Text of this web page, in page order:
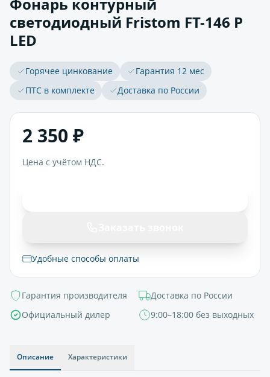
светодиодный Fristom FT-146 P
LED
Горячее цинкование
Гарантия 12 мес
ПТС в комплекте
Доставка по России
2 350 ₽
Цена с учётом НДС.
Удобные способы оплаты
Гарантия производителя
Доставка по России
Официальный дилер
9:00–18:00 без выходных
Описание Характеристики